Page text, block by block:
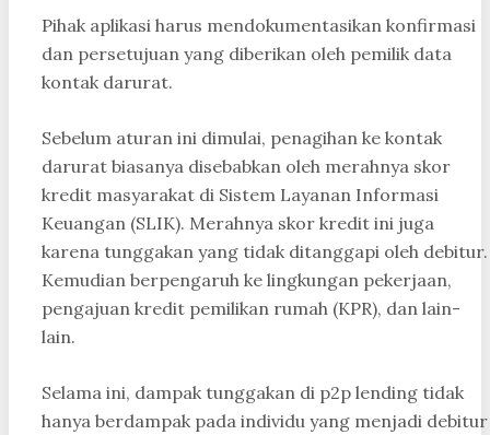
Pihak aplikasi harus mendokumentasikan konfirmasi
dan persetujuan yang diberikan oleh pemilik data
kontak darurat.
Sebelum aturan ini dimulai, penagihan ke kontak
darurat biasanya disebabkan oleh merahnya skor
kredit masyarakat di Sistem Layanan Informasi
Keuangan (SLIK). Merahnya skor kredit ini juga
karena tunggakan yang tidak ditanggapi oleh debitur.
Kemudian berpengaruh ke lingkungan pekerjaan,
pengajuan kredit pemilikan rumah (KPR), dan lain-
lain.
Selama ini, dampak tunggakan di p2p lending tidak
hanya berdampak pada individu yang menjadi debitur